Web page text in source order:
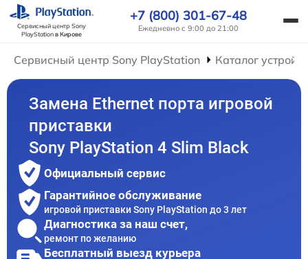
Сервисный центр Sony
PlayStationв Кирове
+7 (800) 301-67-48
Ежедневно с 9:00 до 21:00
Сервисный центр Sony PlayStation Каталог
Замена Ethernet порта игровой
приставки
Sony PlayStation 4 Slim Black
Официальный сервис
Гарантийное обслуживание
игровой приставки Sony PlayStation до 3 лет
Диагностика за наш счет,
ремонт по желанию
Бесплатный выезд курьера